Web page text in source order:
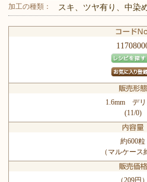
加工の種類： スキ、ツヤ有り、中染
1.6mm デ
(11/0)
約600粒
（マルケース